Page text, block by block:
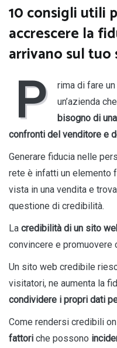
10 consigli utili
accrescere la
arrivano sul tuo
P
rima di fare
un’azienda
bisogno di
confronti del venditore e
Generare fiducia nelle
rete è infatti un elemento
vista in una vendita e
questione di credibilità.
La credibilità di un sito
convincere e promuovere
Un sito web credibile
visitatori, ne aumenta la
condividere i propri dati
Come rendersi credibili
fattori che possono